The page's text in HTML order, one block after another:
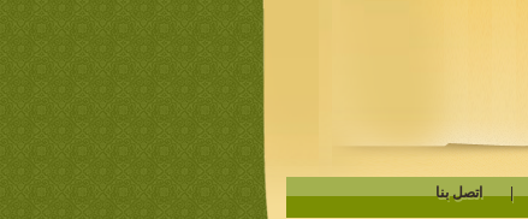
| اتصل بنا